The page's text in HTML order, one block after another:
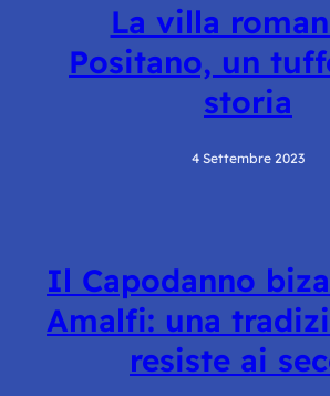
La villa
Positano, un
storia
4 Settembre 2023
Il Capodanno
Amalfi: una
resiste ai